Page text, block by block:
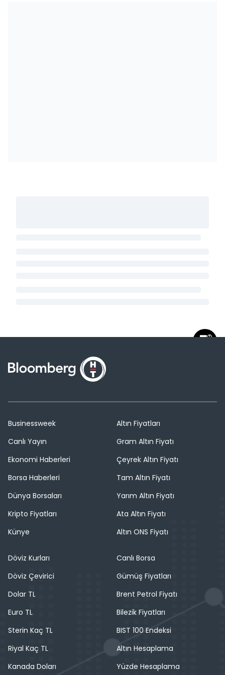
Businessweek
Canlı Yayın
Ekonomi Haberleri
Borsa Haberleri
Dünya Borsaları
Kripto Fiyatları
Künye
Altın Fiyatları
Gram Altın Fiyatı
Çeyrek Altın Fiyatı
Tam Altın Fiyatı
Yarım Altın Fiyatı
Ata Altın Fiyatı
Altın ONS Fiyatı
Döviz Kurları
Döviz Çevirici
Dolar TL
Euro TL
Sterin Kaç TL
Riyal Kaç TL
Kanada Doları
Canlı Borsa
Gümüş Fiyatları
Brent Petrol Fiyatı
Bilezik Fiyatları
BIST 100 Endeksi
Altın Hesaplama
Yüzde Hesaplama